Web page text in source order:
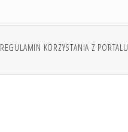
REGULAMIN KORZYSTANIA Z PORTALU